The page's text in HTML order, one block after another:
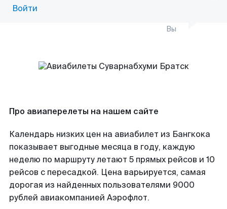
Войти
Вы
Про авиаперелеты на нашем сайте
Календарь низких цен на авиабилет из Бангкока
показывает выгодные месяца в году, каждую
неделю по маршруту летают 5 прямых рейсов и 10
рейсов с пересадкой. Цена варьируется, самая
дорогая из найденных пользователями 9000
рублей авиакомпанией Аэрофлот.